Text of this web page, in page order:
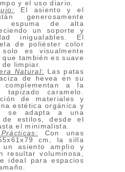
y el uso diario.
El asiento y el
generosamente
espuma de alta
un soporte y
inigualables. El
de poliéster color
es visualmente
también es suave
limpiar.
Natural: Las patas
de hevea en su
complementan a la
tapizado caramelo.
de materiales y
estética orgánica y
se adapta a una
de estilos, desde el
el minimalista.
Con unas
cm, la silla
un asiento amplio y
resultar voluminosa,
ideal para espacios